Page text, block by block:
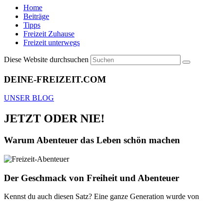
Home
Beiträge
Tipps
Freizeit Zuhause
Freizeit unterwegs
Diese Website durchsuchen
DEINE-FREIZEIT.COM
UNSER BLOG
JETZT ODER NIE!
Warum Abenteuer das Leben schön machen
Der Geschmack von Freiheit und Abenteuer
Kennst du auch diesen Satz? Eine ganze Generation wurde von